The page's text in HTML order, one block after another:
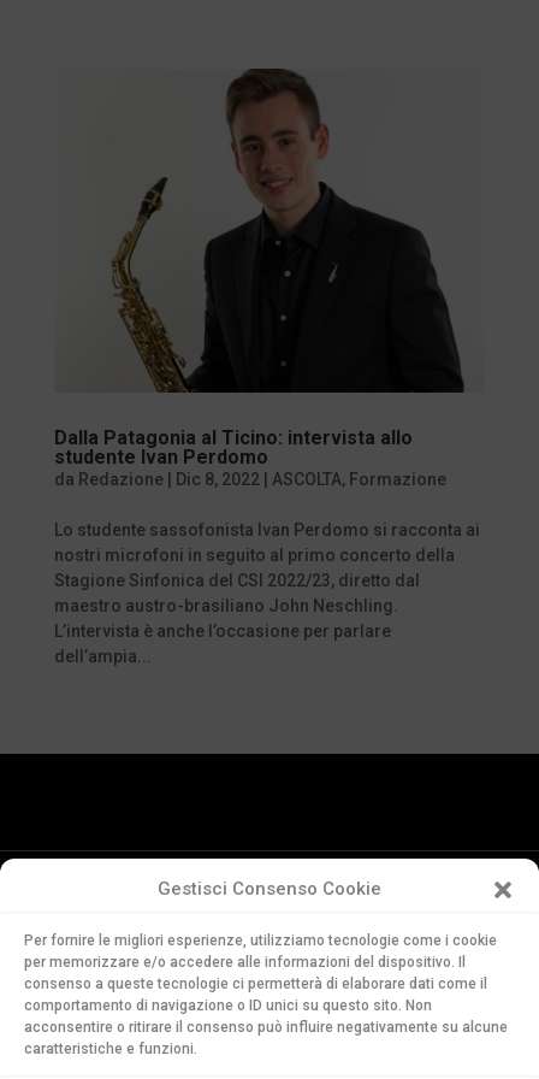
Gestisci Consenso Cookie
Per fornire le migliori esperienze, utilizziamo tecnologie come i cookie
per memorizzare e/o accedere alle informazioni del dispositivo. Il
consenso a queste tecnologie ci permetterà di elaborare dati come il
comportamento di navigazione o ID unici su questo sito. Non
acconsentire o ritirare il consenso può influire negativamente su alcune
caratteristiche e funzioni.
Dalla Patagonia al Ticino: intervista allo
studente Ivan Perdomo
da Redazione| Dic 8, 2022 ASCOLTA, Formazione
Lo studente sassofonista Ivan Perdomo si racconta ai
nostri microfoni in seguito al primo concerto della
Stagione Sinfonica del CSI 2022/23, diretto dal
maestro austro-brasiliano John Neschling.
L’intervista è anche l’occasione per parlare
dell’ampia...
della Svizzera Italiana
Via Soldino 9
CH-6900 Lugano
T. +41 91 960 30 40